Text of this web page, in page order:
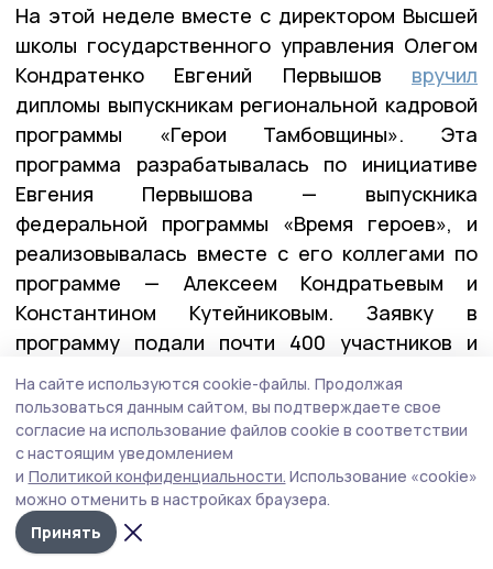
На этой неделе вместе с директором Высшей
школы государственного управления Олегом
Кондратенко Евгений Первышов вручил
дипломы выпускникам региональной кадровой
программы «Герои Тамбовщины». Эта
программа разрабатывалась по инициативе
Евгения Первышова — выпускника
федеральной программы «Время героев», и
реализовывалась вместе с его коллегами по
программе — Алексеем Кондратьевым и
Константином Кутейниковым. Заявку в
программу подали почти 400 участников и
испытаний участниками первого потока стали
27 ребят.
— У них уже есть важные управленческие
качества: умение принимать решения в самых
На сайте используются cookie-файлы. Продолжая
пользоваться данным сайтом, вы подтверждаете свое
согласие на использование файлов cookie в соответствии
с настоящим уведомлением
и Политикой конфиденциальности. Использование «cookie»
можно отменить в настройках браузера.
Принять